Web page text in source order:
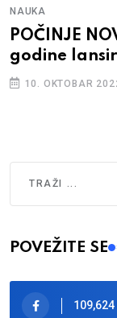
NAUKA
POČINJE
godine
10. OKTOBAR
Type 2 or more
POVEŽITE SE